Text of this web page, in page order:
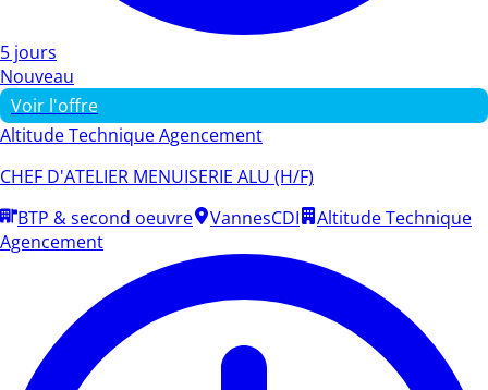
5 jours
Nouveau
Voir l'offre
Altitude Technique Agencement
CHEF D'ATELIER MENUISERIE ALU (H/F)
BTP & second oeuvre
VannesCDI
Altitude Technique
Agencement